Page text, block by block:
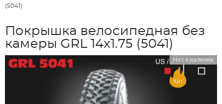
(5041)
Покрышка велосипедная без
камеры GRL 14x1.75 (5041)
Нет в наличии
Хит